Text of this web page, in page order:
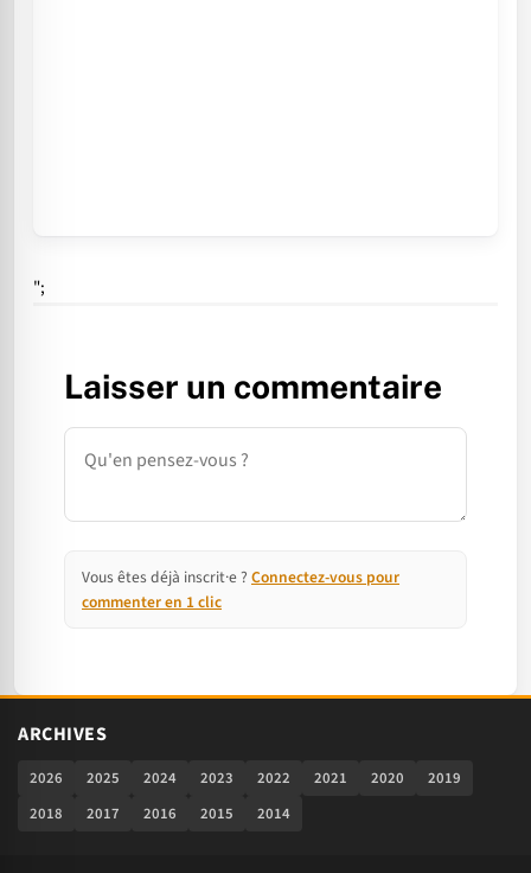
";
Laisser un commentaire
Commentaire
Vous êtes déjà inscrit·e ? Connectez-vous pour
commenter en 1 clic
ARCHIVES
2026 2025 2024 2023 2022 2021 2020
2019
2018
2017 2016 2015 2014